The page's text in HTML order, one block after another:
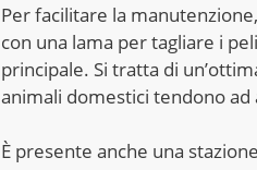
Per facilitare la
con una lama per tagliare i
principale. Si tratta di
animali domestici tendono ad
È presente anche una